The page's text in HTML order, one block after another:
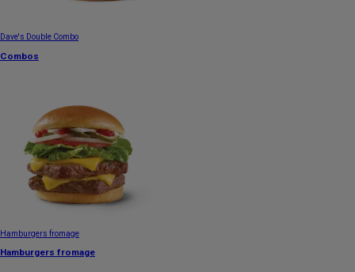
Dave's Double Combo
Combos
Hamburgers fromage
Hamburgers fromage